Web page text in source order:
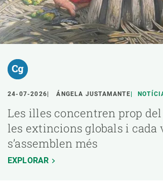
24-07-2026 ÁNGELA JUSTAMANTE
Les illes concentren prop del
les extincions globals i cada
s’assemblen més
EXPLORAR